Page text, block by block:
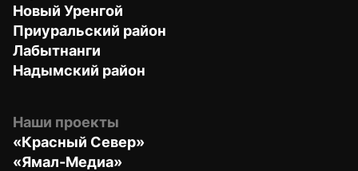
Новый Уренгой
Приуральский район
Лабытнанги
Надымский район
Наши проекты
«Красный Север»
«Ямал-Медиа»